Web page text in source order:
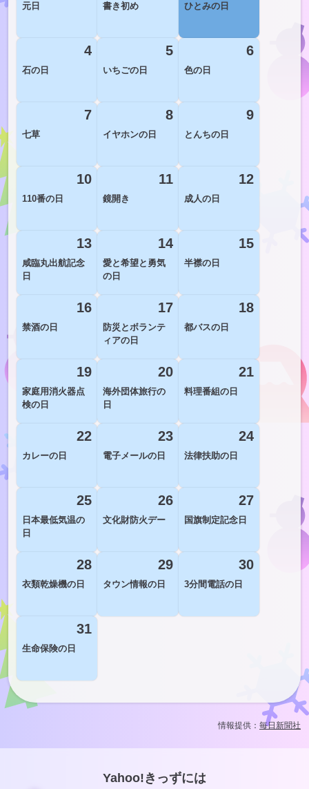
元日 書き初め ひとみの日
4
石の日
5
いちごの日
6
色の日
7
七草
8
イヤホンの日
9
とんちの日
10
110番の日
11
鏡開き
12
成人の日
13
咸臨丸出航記念
日
14
愛と希望と勇気
の日
15
半襟の日
16
禁酒の日
17
防災とボランテ
ィアの日
18
都バスの日
19
家庭用消火器点
検の日
20
海外団体旅行の
日
21
料理番組の日
22
カレーの日
23
電子メールの日
24
法律扶助の日
25
日本最低気温の
日
26
文化財防火デー
27
国旗制定記念日
28
衣類乾燥機の日
29
タウン情報の日
30
3分間電話の日
31
生命保険の日
情報提供： 毎日新聞社
Yahoo!きっずには